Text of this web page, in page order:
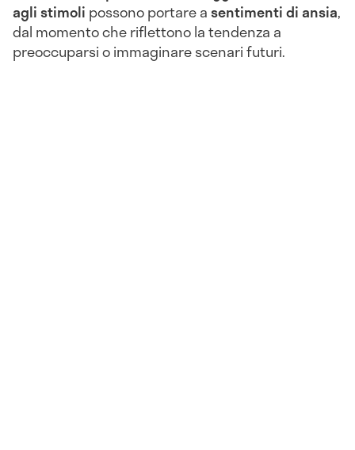
agli stimoli possono portare asentimenti di ansia,
dal momento che riflettono la tendenza a
preoccuparsi o immaginare scenari futuri.